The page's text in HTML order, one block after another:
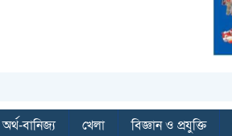
অর্থ-বানিজ্য খেলা বিজ্ঞান ও প্রযুক্তি